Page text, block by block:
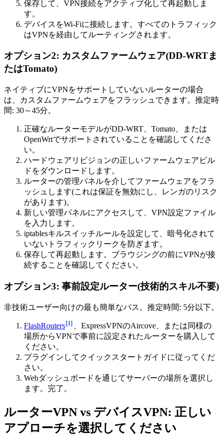
保存して、VPN接続をアクティブ化して再起動しま
す。
デバイスをWi-Fiに接続します。すべてのトラフィック
はVPNを経由してルーティングされます。
オプション2: カスタムファームウェア(DD-WRTま
たはTomato)
ネイティブにVPNをサポートしていないルーターの場合
は、カスタムファームウェアをフラッシュできます。推定時
間: 30～45分。
正確なルーターモデルがDD-WRT、Tomato、または
OpenWrtでサポートされていることを確認してくださ
い。
ハードウェアリビジョンの正しいファームウェアビル
ドをダウンロードします。
ルーターの管理パネルを介してファームウェアをフラ
ッシュします(これは保証を無効にし、レンガのリスク
があります)。
新しい管理パネルにアクセスして、VPN設定ファイル
を入力します。
iptablesキルスイッチルールを設定して、暗号化されて
いないトラフィックリークを防ぎます。
保存して再起動します。ブラウジングの前にVPNが接
続することを確認してください。
オプション3: 事前設定ルーター(技術的スキル不要)
非技術ユーザー向けの最も簡単なパス。推定時間: 5分以下。
FlashRouters [1]
、ExpressVPNのAircove、または同様の
場所からVPNで事前に設定されたルーターを購入して
ください。
プラグインしてクイックスタートガイドに従ってくだ
さい。
Webダッシュボードを通じてサーバーの場所を選択し
ます。完了。
ルーターVPN vs デバイスVPN: 正しい
アプローチを選択してください